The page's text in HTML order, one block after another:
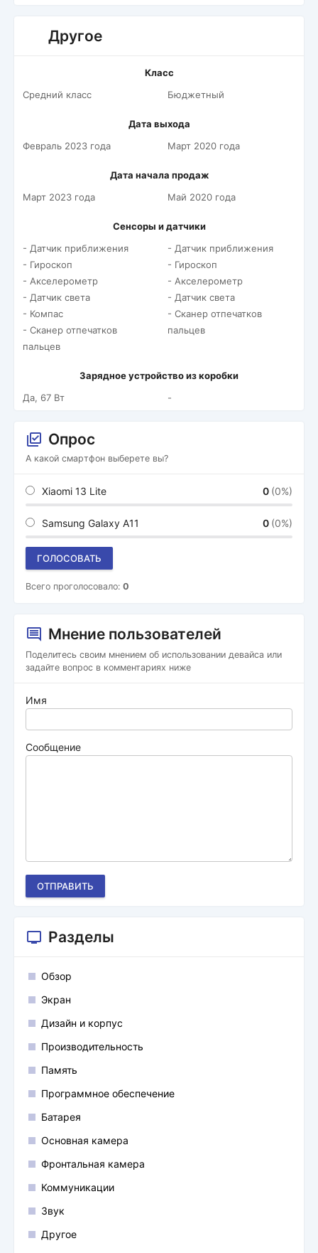
Другое
Класс
Средний класс
Бюджетный
Дата выхода
Февраль 2023 года
Март 2020 года
Дата начала продаж
Март 2023 года
Май 2020 года
Сенсоры и датчики
- Датчик приближения
- Гироскоп
- Акселерометр
- Датчик света
- Компас
- Сканер отпечатков
пальцев
- Датчик приближения
- Гироскоп
- Акселерометр
- Датчик света
- Сканер отпечатков
пальцев
Зарядное устройство из коробки
Да, 67 Вт
-
Опрос
А какой смартфон выберете вы?
Xiaomi 13 Lite 0 (0%)
Samsung Galaxy A11 0 (0%)
ГОЛОСОВАТЬ
Всего проголосовало: 0
Мнение пользователей
Поделитесь своим мнением об использовании девайса или
задайте вопрос в комментариях ниже
Имя
Сообщение
ОТПРАВИТЬ
Разделы
Обзор
Экран
Дизайн и корпус
Производительность
Память
Программное обеспечение
Батарея
Основная камера
Фронтальная камера
Коммуникации
Звук
Другое